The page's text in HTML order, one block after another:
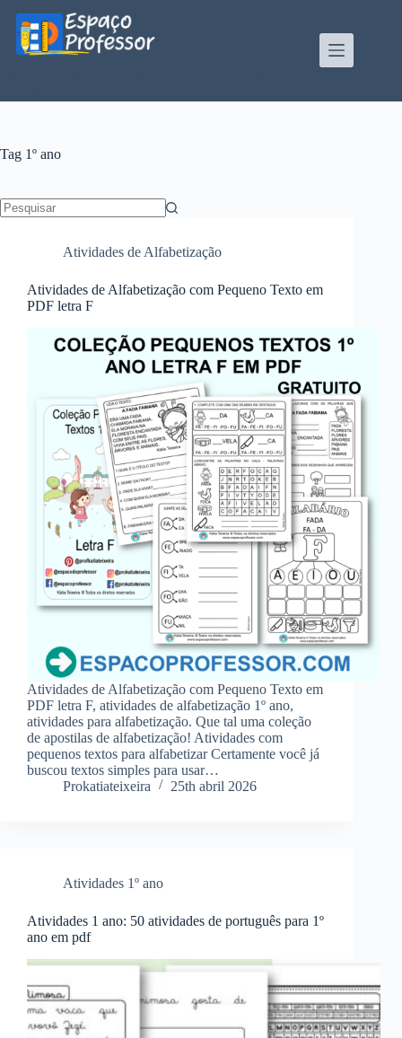
para
conteúdo
Tag 1º ano
Atividades de Alfabetização
Atividades de Alfabetização com Pequeno Texto em
PDF letra F
Atividades de Alfabetização com Pequeno Texto em
PDF letra F, atividades de alfabetização 1º ano,
atividades para alfabetização. Que tal uma coleção
de apostilas de alfabetização! Atividades com
pequenos textos para alfabetizar Certamente você já
buscou textos simples para usar…
Prokatiateixeira
25th abril 2026
Atividades 1º ano
Atividades 1 ano: 50 atividades de português para 1º
ano em pdf